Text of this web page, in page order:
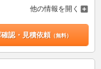
他の情報を開く
認・見積依頼（無料）